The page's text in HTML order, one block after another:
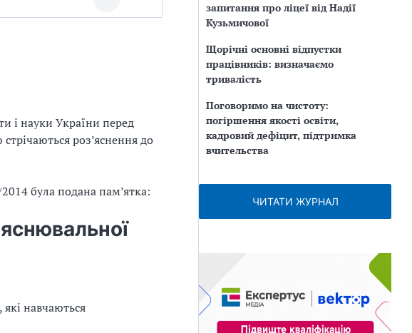
і науки України перед
роз’яснення до
була подана пам’ятка:
які навчаються
запитання про ліцеї від Надії
Кузьмичової
Щорічні основні відпустки
працівників: визначаємо
тривалість
Поговоримо на чистоту:
погіршення якості освіти,
кадровий дефіцит, підтримка
вчительства
ЧИТАТИ ЖУРНАЛ